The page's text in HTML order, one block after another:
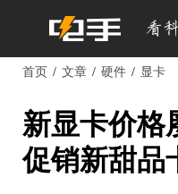
首页 文章 硬件 显卡
新显卡价格
促销新甜品